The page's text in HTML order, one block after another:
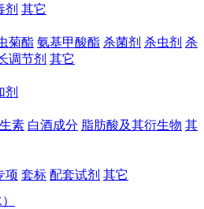
剂 其它
菊酯 氨基甲酸酯 杀菌剂 杀虫剂 杀
调节剂 其它
剂
素 白酒成分 脂肪酸及其衍生物 其
项 套标 配套试剂 其它